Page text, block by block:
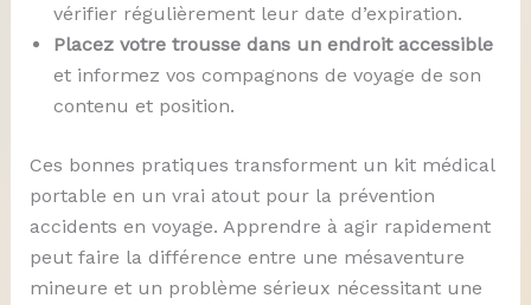
vérifier régulièrement leur date d’expiration.
Placez votre trousse dans un endroit accessible
et informez vos compagnons de voyage de son
contenu et position.
Ces bonnes pratiques transforment un kit médical
portable en un vrai atout pour la prévention
accidents en voyage. Apprendre à agir rapidement
peut faire la différence entre une mésaventure
mineure et un problème sérieux nécessitant une